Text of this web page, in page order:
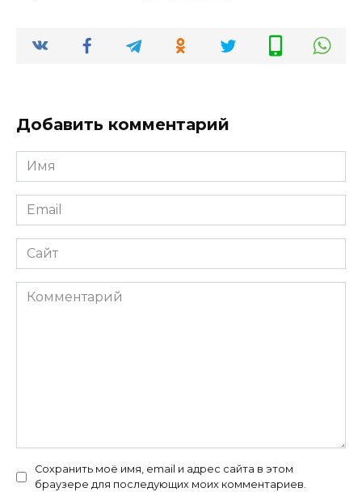
Добавить комментарий
Имя
*
Email
*
Сайт
Комментарий
Сохранить моё имя, email и адрес сайта в этом
браузере для последующих моих комментариев.